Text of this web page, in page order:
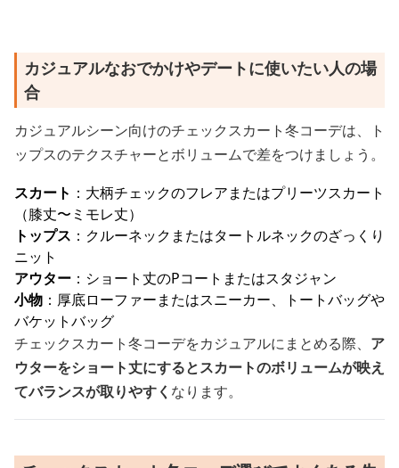
カジュアルなおでかけやデートに使いたい人の場
合
カジュアルシーン向けのチェックスカート冬コーデは、ト
ップスのテクスチャーとボリュームで差をつけましょう。
スカート ：大柄チェックのフレアまたはプリーツスカート
（膝丈〜ミモレ丈）
トップス ：クルーネックまたはタートルネックのざっくり
ニット
アウター ：ショート丈のPコートまたはスタジャン
小物 ：厚底ローファーまたはスニーカー、トートバッグや
バケットバッグ
チェックスカート冬コーデをカジュアルにまとめる際、 ア
ウターをショート丈にするとスカートのボリュームが映え
てバランスが取りやすく なります。